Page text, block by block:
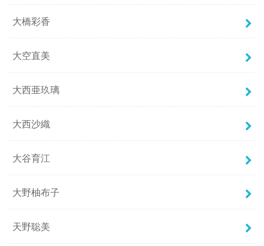
大橋彩香
大空直美
大西亜玖璃
大西沙織
大谷育江
大野柚布子
天野聡美